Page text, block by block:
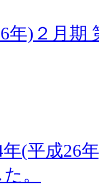
年)２月
年(平成26
。